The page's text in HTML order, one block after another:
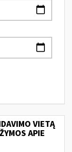
VIETĄ
APIE